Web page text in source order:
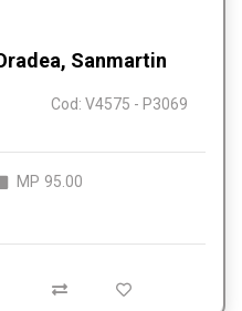
Sanmartin
Cod: V4575 - P3069
MP 95.00